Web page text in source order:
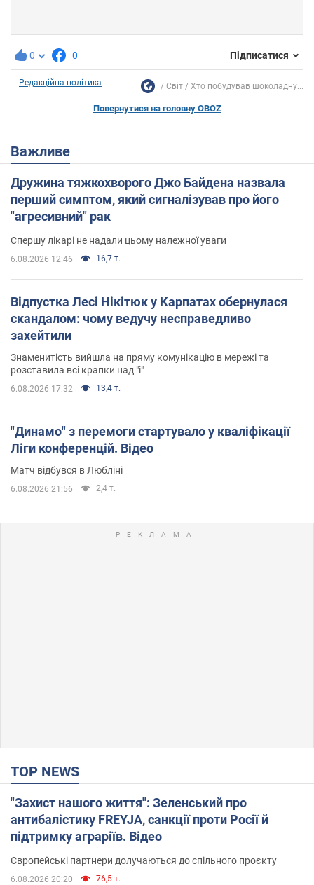
0 0 Підписатися
Редакційна політика Світ Хто побудував шоколадну...
Повернутися на головну OBOZ
Важливе
Дружина тяжкохворого Джо Байдена назвала
перший симптом, який сигналізував про його
"агресивний" рак
Спершу лікарі не надали цьому належної уваги
6.08.2026 12:46 16,7 т.
Відпустка Лесі Нікітюк у Карпатах обернулася
скандалом: чому ведучу несправедливо
захейтили
Знаменитість вийшла на пряму комунікацію в мережі та
розставила всі крапки над "і"
6.08.2026 17:32 13,4 т.
"Динамо" з перемоги стартувало у кваліфікації
Ліги конференцій. Відео
Матч відбувся в Любліні
6.08.2026 21:56 2,4 т.
TOP NEWS
"Захист нашого життя": Зеленський про
антибалістику FREYJA, санкції проти Росії й
підтримку аграріїв. Відео
Європейські партнери долучаються до спільного проєкту
6.08.2026 20:20 76,5 т.